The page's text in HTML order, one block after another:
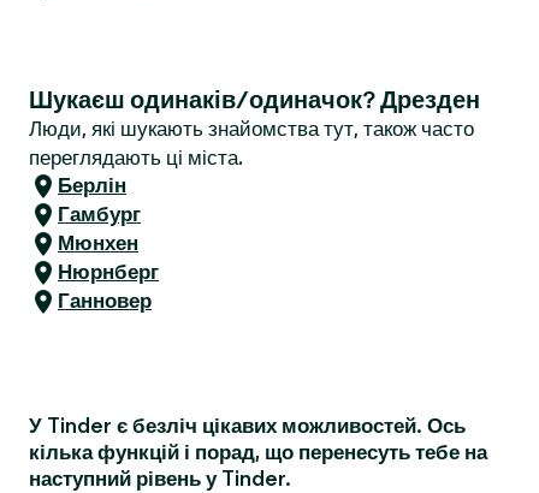
Шукаєш одинаків/одиначок? Дрезден
Люди, які шукають знайомства тут, також часто
переглядають ці міста.
Берлін
Гамбург
Мюнхен
Нюрнберг
Ганновер
У Tinder є безліч цікавих можливостей. Ось
кілька функцій і порад, що перенесуть тебе на
наступний рівень у Tinder.